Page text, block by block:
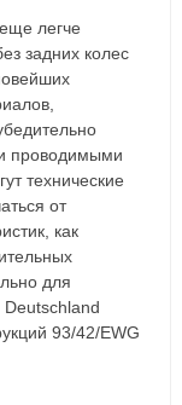
легче
задних колес
проводимыми
технические
от
как
для
93/42/EWG